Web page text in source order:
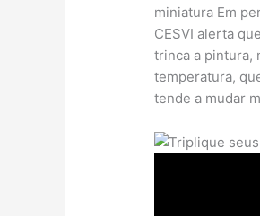
miniatura Em
CESVI alerta
trinca a pintura,
temperatura,
tende a mudar